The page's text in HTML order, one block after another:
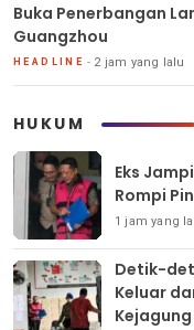
Buka Penerbangan
Guangzhou
HEADLINE 2 jam yang lalu
HUKUM
Eks
Rompi
1 jam yang
Detik-
Keluar
Kejagung